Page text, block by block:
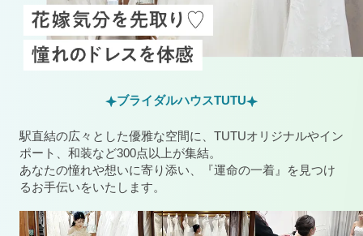
ブライダルハウスTUTU
駅直結の広々とした優雅な空間に、TUTUオリジナルやイン
ポート、和装など300点以上が集結。
あなたの憧れや想いに寄り添い、『運命の一着』を見つけ
るお手伝いをいたします。